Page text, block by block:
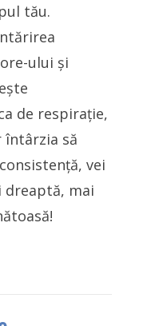
tău.
ului și
de respirație,
întârzia să
vei
mai